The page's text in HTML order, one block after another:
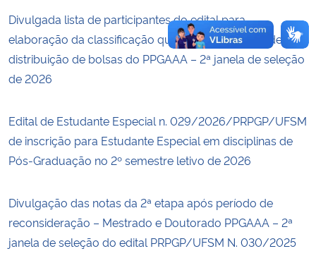
Divulgada lista de participantes do edital para
elaboração da classificação que definirá a ordem de
distribuição de bolsas do PPGAAA – 2ª janela de seleção
de 2026
Edital de Estudante Especial n. 029/2026/PRPGP/UFSM
de inscrição para Estudante Especial em disciplinas de
Pós-Graduação no 2º semestre letivo de 2026
Divulgação das notas da 2ª etapa após período de
reconsideração – Mestrado e Doutorado PPGAAA – 2ª
janela de seleção do edital PRPGP/UFSM N. 030/2025